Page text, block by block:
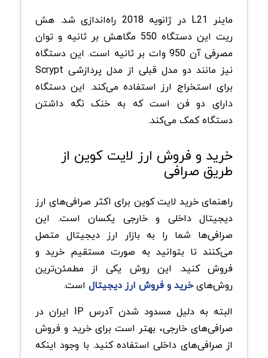
ماینر L21 در ژانویه 2018 راه‌اندازی شد. هش
ریت این دستگاه 550 مگاهش بر ثانیه و توان
مصرفی آن 950 وات بر ثانیه است. این دستگاه
نیز مانند دو مدل قبلی از مدل پردازشی Scrypt
برای استخراج ارز استفاده می‌کند. این دستگاه
دارای دو فن است که به خنک نگه داشتن
دستگاه کمک می‌کند.
خرید و فروش ارز لایت کوین از
طریق صرافی
راهنمای خرید لایت کوین برای اکثر صرافی‌های ارز
دیجیتال داخلی و خارجی یکسان است. این
صرافی‌ها شما را به بازار ارز دیجیتال متصل
می‌کنند تا بتوانید به صورت مستقیم خرید و
فروش کنید. این روش یکی از مطمئن‌ترین
روش‌هایخرید و فروش ارز دیجیتال است.
البته به دلیل مسدود شدن آدرس IP ایران در
صرافی‌های خارجی، بهتر است برای خرید و فروش
از صرافی‌های داخلی استفاده کنید. با وجود اینکه